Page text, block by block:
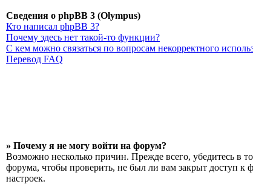
Сведения о phpBB 3 (Olympus)
Кто написал phpBB 3?
Почему здесь нет такой-то функции?
С кем можно связаться по вопросам некорректного
Перевод FAQ
» Почему я не могу войти на форум?
Возможно несколько причин. Прежде всего, убедитесь в
форума, чтобы проверить, не был ли вам закрыт доступ
настроек.